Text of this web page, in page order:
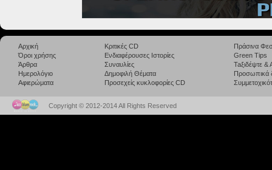
Αρχική
Όροι χρήσης
Άρθρα
Ημερολόγιο
Αφιερώματα
Κριτικές CD
Ενδιαφέρουσες Ιστορίες
Συναυλίες
Δημοφιλή Θέματα
Προσεχείς κυκλοφορίες CD
Πράσινα
Green Tips
Taξιδέψτε
Προσωπικά
Copyright © 2012-2014 All Rights Reserved